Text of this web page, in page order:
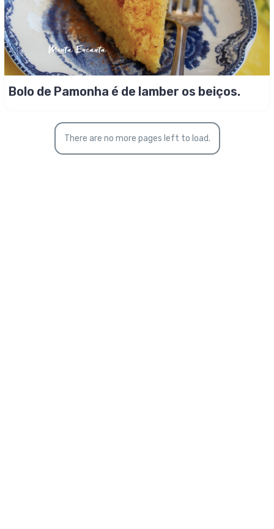
Bolo de Pamonha é de lamber os beiços.
There are no more pages left to load.